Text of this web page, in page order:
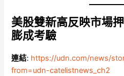
美股雙新高反映市場
膨成考驗
連結: https://udn.com/news/
from=udn-catelistnews_ch2